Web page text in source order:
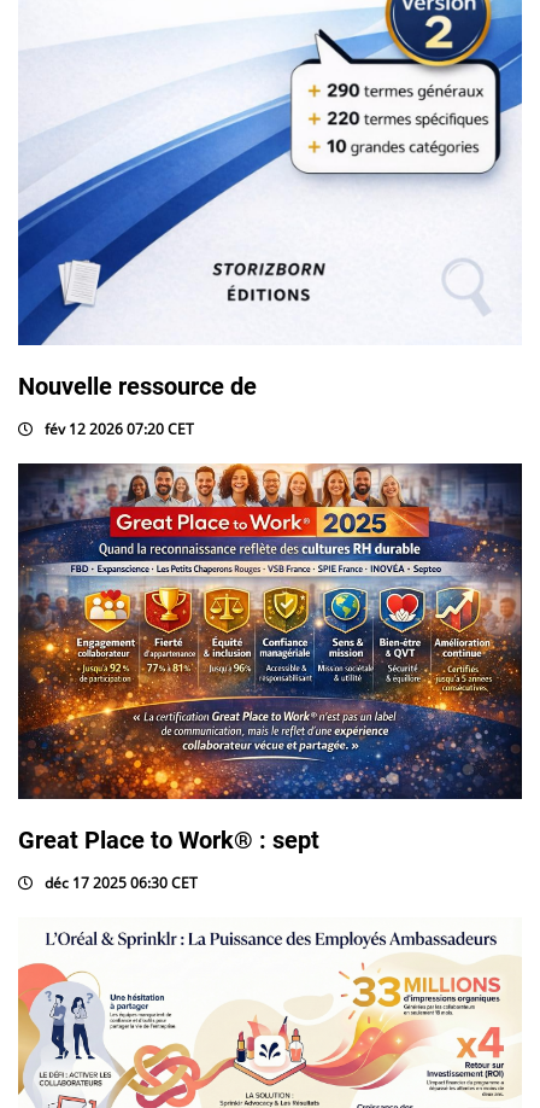
Nouvelle ressource de
fév 12 2026 07:20 CET
Great Place to Work® : sept
déc 17 2025 06:30 CET